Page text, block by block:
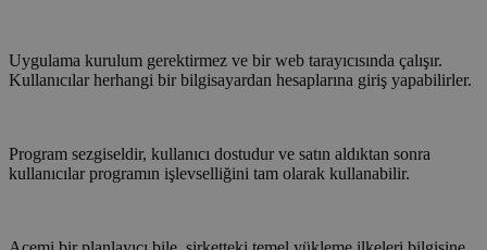
Uygulama kurulum gerektirmez ve bir web tarayıcısında çalışır.
Kullanıcılar herhangi bir bilgisayardan hesaplarına giriş yapabilirler.
Program sezgiseldir, kullanıcı dostudur ve satın aldıktan sonra
kullanıcılar programın işlevselliğini tam olarak kullanabilir.